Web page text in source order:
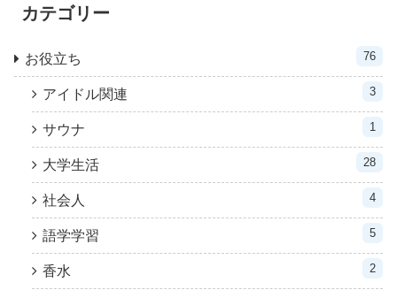
カテゴリー
お役立ち 76
アイドル関連 3
サウナ 1
大学生活 28
社会人 4
語学学習 5
香水 2